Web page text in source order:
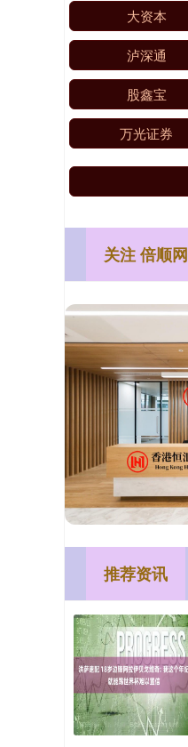
大资本
泸深通
股鑫宝
万光证券
关注 倍顺网
推荐资讯